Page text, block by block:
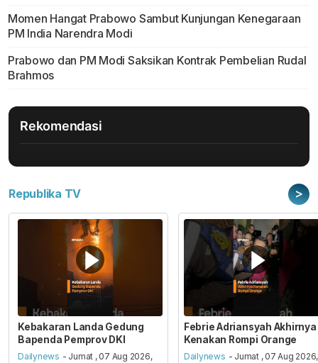
Momen Hangat Prabowo Sambut Kunjungan Kenegaraan
PM India Narendra Modi
Prabowo dan PM Modi Saksikan Kontrak Pembelian Rudal
Brahmos
Rekomendasi
Republika TV >
Kebakaran Landa Gedung
Bapenda Pemprov DKI
Dailynews - Jumat , 07 Aug 2026,
Febrie Adriansyah Akhirnya
Kenakan Rompi Orange
Dailynews - Jumat , 07 Aug 2026,